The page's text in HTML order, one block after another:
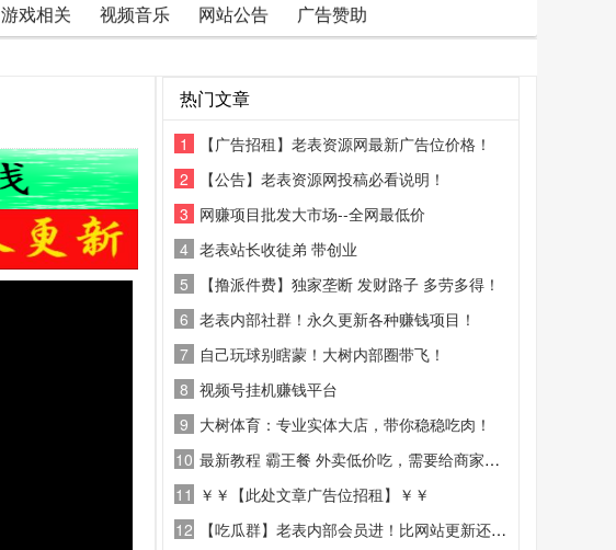
游戏相关 视频音乐 网站公告 广告赞助
热门文章
1
【广告招租】老表资源网最新广告位价格！
2
【公告】老表资源网投稿必看说明！
3 网赚项目批发大市场--全网最低价
4 老表站长收徒弟 带创业
5
【撸派件费】独家垄断 发财路子 多劳多得！
6 老表内部社群！永久更新各种赚钱项目！
7 自己玩球别瞎蒙！大树内部圈带飞！
8 视频号挂机赚钱平台
9 大树体育：专业实体大店，带你稳稳吃肉！
10 最新教程 霸王餐 外卖低价吃，需要给商家好评
11 ￥￥【此处文章广告位招租】￥￥
12
【吃瓜群】老表内部会员进！比网站更新还精彩！